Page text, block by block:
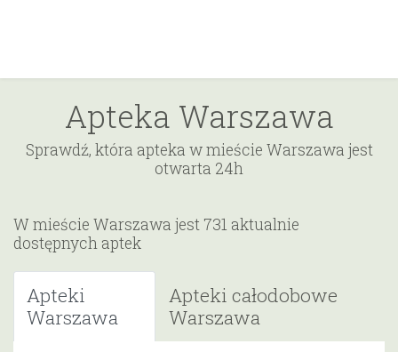
Apteka Warszawa
Sprawdź, która apteka w mieście Warszawa jest
otwarta 24h
W mieście Warszawa jest 731 aktualnie
dostępnych aptek
Apteki
Warszawa
Apteki całodobowe
Warszawa